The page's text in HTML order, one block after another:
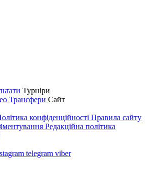
Турніри
Трансфери Сайт
конфіденційності Правила сайту
Редакційна політика
telegram viber